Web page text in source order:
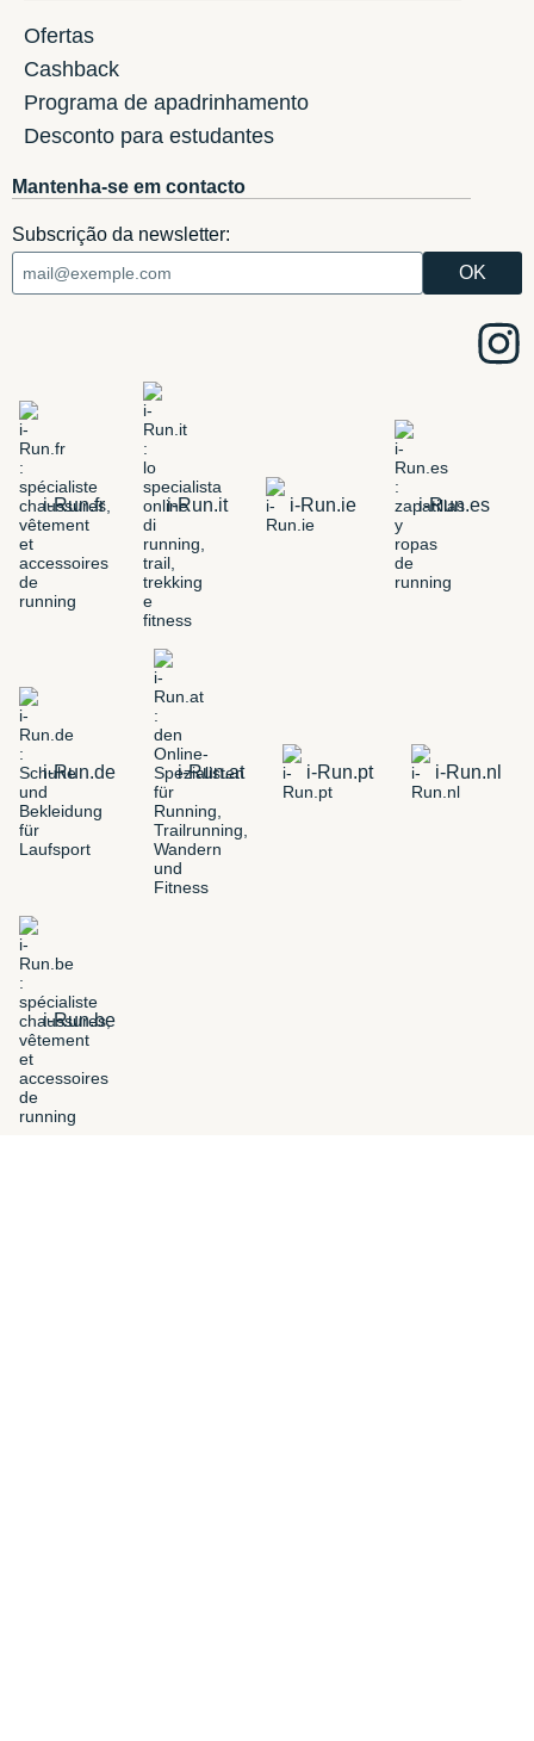
Ofertas
Cashback
Programa de apadrinhamento
Desconto para estudantes
Mantenha-se em contacto
Subscrição da newsletter:
i-Run.fr i-Run.it i-Run.ie i-Run.es
i-Run.de i-Run.at i-Run.pt i-Run.nl
i-Run.be